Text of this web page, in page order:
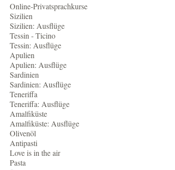
Online-Privatsprachkurse
Sizilien
Sizilien: Ausflüge
Tessin - Ticino
Tessin: Ausflüge
Apulien
Apulien: Ausflüge
Sardinien
Sardinien: Ausflüge
Teneriffa
Teneriffa: Ausflüge
Amalfiküste
Amalfiküste: Ausflüge
Olivenöl
Antipasti
Love is in the air
Pasta